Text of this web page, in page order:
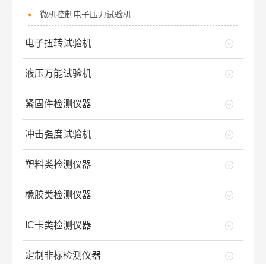
微机控制电子压力试验机
电子扭转试验机
液压万能试验机
紧固件检测仪器
冲击强度试验机
塑料类检测仪器
橡胶类检测仪器
IC卡类检测仪器
定制非标检测仪器